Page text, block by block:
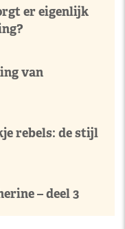
er eigenlijk
van
rebels: de stijl
– deel 3